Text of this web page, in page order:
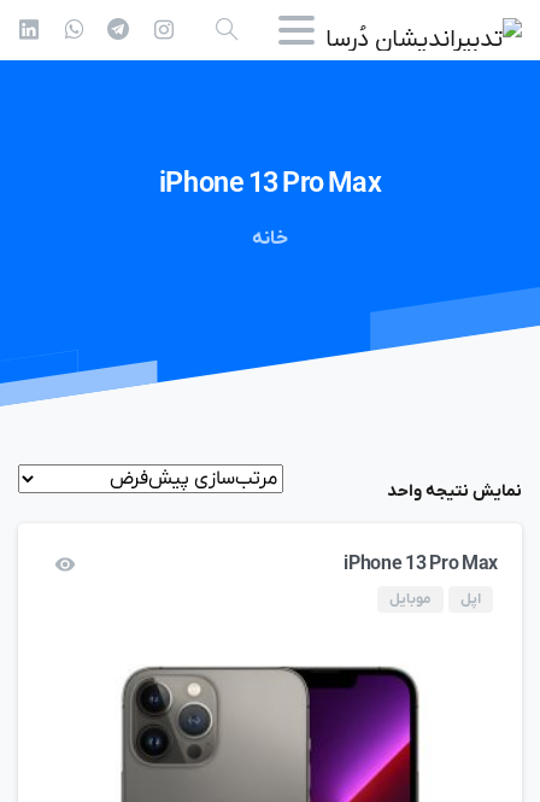
iPhone 13ProMax
خانه
نمایش نتیجه واحد
iPhone 13 Pro Max
اپل موبایل